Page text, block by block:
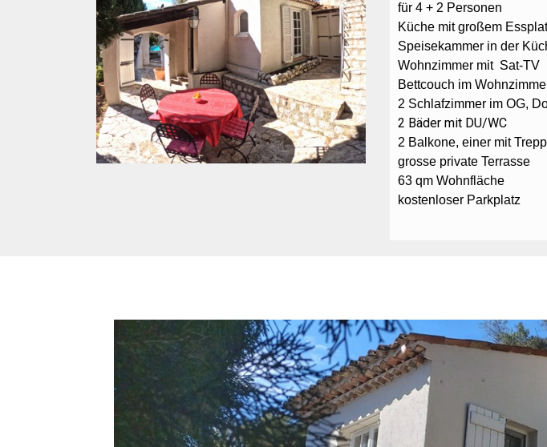
für 4 + 2 Personen
Küche mit großem
Speisekammer in der
Wohnzimmer mit Sat-TV
Bettcouch im
2 Schlafzimmer im OG,
2 Bäder mit DU/WC
2 Balkone, einer mit
grosse private Terrasse
63 qm Wohnfläche
kostenloser Parkplatz